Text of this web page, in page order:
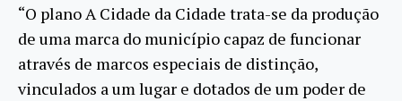
“O plano A Cidade da Cidade trata-se da produção
de uma marca do município capaz de funcionar
através de marcos especiais de distinção,
vinculados a um lugar e dotados de um poder de